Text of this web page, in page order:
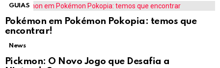
GUIAS
Pokémon em Pokémon Pokopia: temos que
encontrar!
News
Pickmon: O Novo Jogo que Desafia a